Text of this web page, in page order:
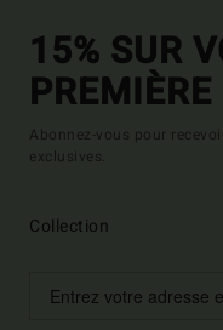
15% SUR
Abonnez-vous pour
exclusives.
Collection